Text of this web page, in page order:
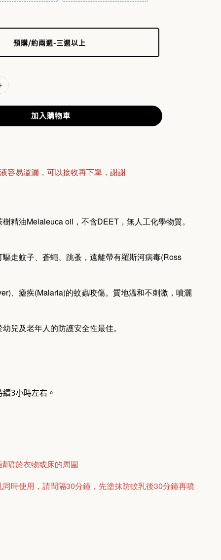
預購/約兩週-三週以上
加入購物車
容易溢漏，可以接收再下單，謝謝
精油Melaleuca oil，不含DEET，無人工化學物質。
走蚊子、蒼蠅、跳蚤，遠離帶有羅斯河病毒(Ross
、瘧疾(Malaria)的蚊蟲咬傷。質地溫和不刺激，噴灑
兒及老年人的防護安全性最佳。
3小時左右。
噴於衣物或床的周圍
時使用，請間隔30分鐘，先塗抹防蚊乳後30分鐘再噴